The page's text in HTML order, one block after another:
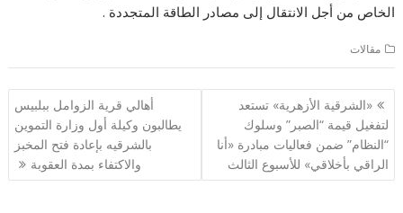
الخاص من أجل الانتقال إلى مصادر الطاقة المتجددة .
مقالات
تصفّح
المقالات
«الشرقية الأزهرية» تستعد
لتفغيل قيمة “الصبر” وسلوك
“النظام” ضمن فعاليات مبادرة «أنا
الراقي بأخلاقي» للأسبوع الثالث
أهالي قرية الزوامل ببلبيس
يطالبون وكيلة أول وزارة التموين
بالشرقيه بإعادة فتح المخبز
والاكتفاء بمدة العقوبة